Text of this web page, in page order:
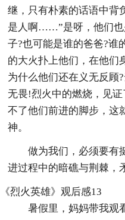
继，只有朴素的话语中背
是人啊……”是呀，他们也
子?也可能是谁的爸爸?谁
的大火扑上他们，在他们
为什么他们还在义无反顾
无畏!烈火中的燃烧，见
不了他们前进的脚步，这
神。
做为我们，必须要有
进过程中的暗礁与荆棘，
《烈火英雄》观后感13
暑假里，妈妈带我观